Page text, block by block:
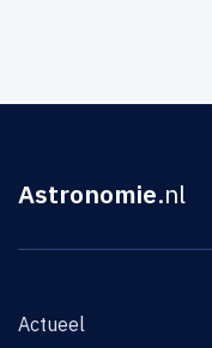
Astronomie.nl
Actueel